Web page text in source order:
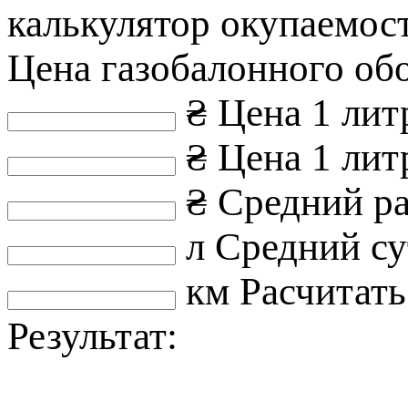
калькулятор
Цена газобалонного
₴ Цена 1
₴ Цена 1
₴ Средний
л Средний
км Расчитать
Результат: